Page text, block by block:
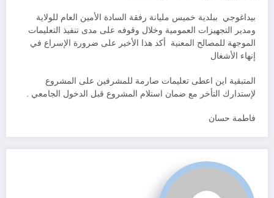
بيداغوجي ببلدية خميس مليانة رفقة السادة الأمين العام للولاية
ومدير التجهيزات العمومية وخلال وقوفه على مدى تنفيذ التعليمات
الموجهة للمصالح المعنية أكد هذا الأخير على ضرورة الإسراع في
إنهاء الأشغال
المتبقية اين اعطى تعليمات صارمة للمشرفين على المشروع
لإستدارك التأخر مع ضمان استلام المشروع قبل الدخول الجامعي .
فاطمة حسان